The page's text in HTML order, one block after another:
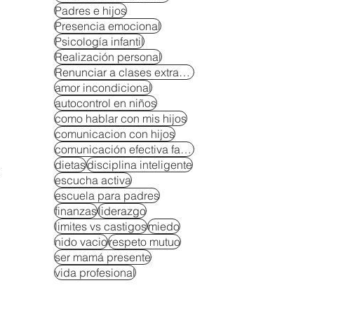
Padres e hijos
Presencia emocional
Psicología infantil
Realización personal
Renunciar a clases extracurriculares
amor incondicional
autocontrol en niños
como hablar con mis hijos
comunicacion con hijos
comunicación efectiva familiar
dietasdisciplina inteligente
escucha activa
escuela para padres
finanzasliderazgo
limites vs castigosmiedo
nido vaciorespeto mutuo
ser mamá presente
vida profesional